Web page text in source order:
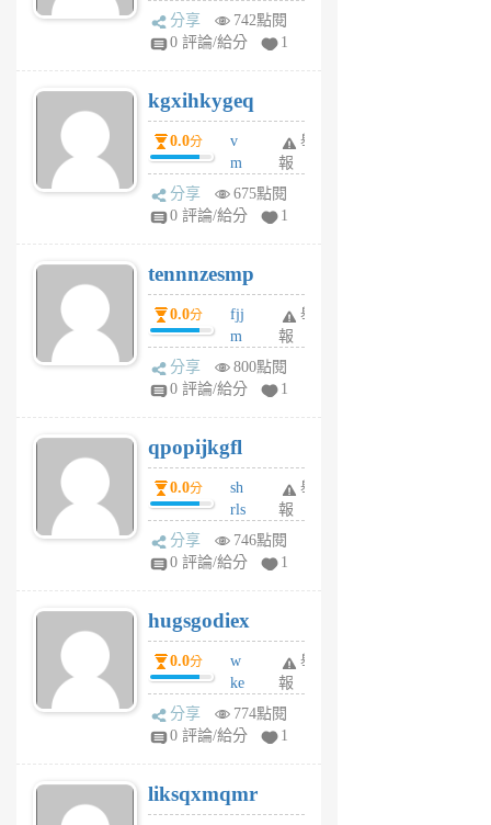
wi
w
6
個
月
前
分享
742點閱
0 評論/給分
1
kgxihkygeq
0.0分
v
m
sg
sr
6
個
月
前
舉
報
分享
675點閱
0 評論/給分
1
tennnzesmp
0.0分
fjj
m
w
rs
6
個
月
前
舉
報
分享
800點閱
0 評論/給分
1
qpopijkgfl
0.0分
sh
rls
k
m
6
個
月
前
舉
報
分享
746點閱
0 評論/給分
1
hugsgodiex
0.0分
w
ke
rv
pj
6
個
舉
報
分享
774點閱
0 評論/給分
1
liksqxmqmr